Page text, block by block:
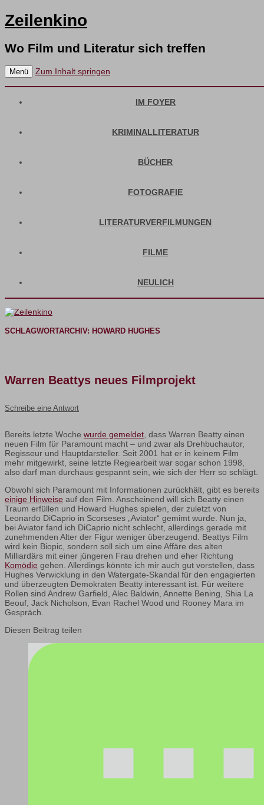
Zeilenkino
Wo Film und Literatur sich treffen
Menü Zum Inhalt springen
IM FOYER
KRIMINALLITERATUR
BÜCHER
FOTOGRAFIE
LITERATURVERFILMUNGEN
FILME
NEULICH
SCHLAGWORTARCHIV: HOWARD HUGHES
Warren Beattys neues Filmprojekt
Schreibe eine Antwort
Bereits letzte Woche wurde gemeldet, dass Warren Beatty einen
neuen Film für Paramount macht – und zwar als Drehbuchautor,
Regisseur und Hauptdarsteller. Seit 2001 hat er in keinem Film
mehr mitgewirkt, seine letzte Regiearbeit war sogar schon 1998,
also darf man durchaus gespannt sein, wie sich der Herr so schlägt.
Obwohl sich Paramount mit Informationen zurückhält, gibt es bereits
einige Hinweise auf den Film. Anscheinend will sich Beatty einen
Traum erfüllen und Howard Hughes spielen, der zuletzt von
Leonardo DiCaprio in Scorseses „Aviator“ gemimt wurde. Nun ja,
bei Aviator fand ich DiCaprio nicht schlecht, allerdings gerade mit
zunehmenden Alter der Figur weniger überzeugend. Beattys Film
wird kein Biopic, sondern soll sich um eine Affäre des alten
Milliardärs mit einer jüngeren Frau drehen und eher Richtung
Komödie gehen. Allerdings könnte ich mir auch gut vorstellen, dass
Hughes Verwicklung in den Watergate-Skandal für den engagierten
und überzeugten Demokraten Beatty interessant ist. Für weitere
Rollen sind Andrew Garfield, Alec Baldwin, Annette Bening, Shia La
Beouf, Jack Nicholson, Evan Rachel Wood und Rooney Mara im
Gespräch.
Diesen Beitrag teilen